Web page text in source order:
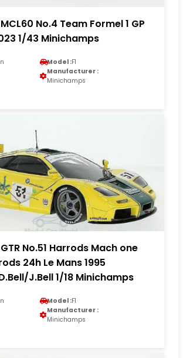
No.4 Team Formel 1 GP
1/43 Minichamps
Model :F1
Manufacturer :
Minichamps
No.51 Harrods Mach one
24h Le Mans 1995
J.Bell 1/18 Minichamps
Model :F1
Manufacturer :
Minichamps